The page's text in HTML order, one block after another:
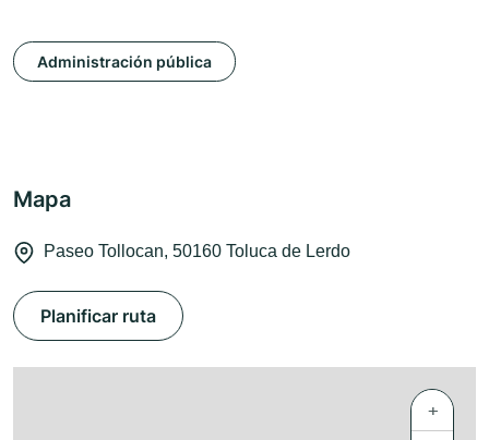
Administración pública
Mapa
Paseo Tollocan, 50160 Toluca de Lerdo
Planificar ruta
+